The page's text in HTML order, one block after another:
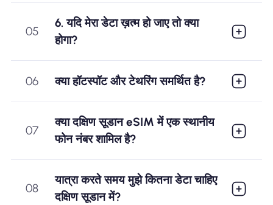
05
6. यदि मेरा डेटा ख़त्म हो जाए तो क्या
होगा?
06 क्या हॉटस्पॉट और टेथरिंग समर्थित है?
07
क्या दक्षिण सूडान eSIM में एक स्थानीय
फोन नंबर शामिल है?
08
यात्रा करते समय मुझे कितना डेटा चाहिए
दक्षिण सूडान में?